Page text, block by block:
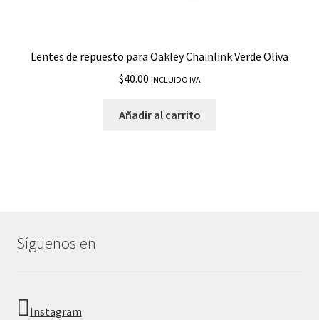
Lentes de repuesto para Oakley Chainlink Verde Oliva
$40.00 INCLUIDO IVA
Añadir al carrito
Síguenos en
Instagram